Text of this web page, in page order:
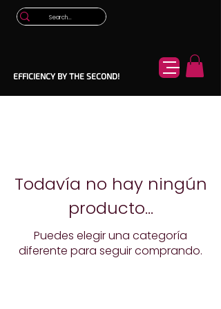
EFFICIENCY BY THE SECOND!
Todavía no hay ningún
producto...
Puedes elegir una categoría
diferente para seguir comprando.